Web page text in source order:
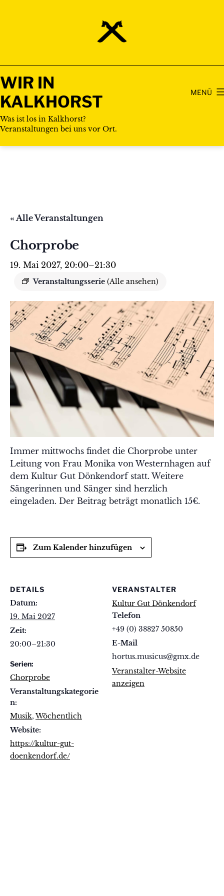
WIR IN
KALKHORST
Was ist los in Kalkhorst?
Veranstaltungen bei uns vor Ort.
MENÜ
« Alle Veranstaltungen
Chorprobe
19. Mai 2027, 20:00–21:30
Veranstaltungsserie (Alle ansehen)
Immer mittwochs findet die Chorprobe unter
Leitung von Frau Monika von Westernhagen auf
dem Kultur Gut Dönkendorf statt. Weitere
Sängerinnen und Sänger sind herzlich
eingeladen. Der Beitrag beträgt monatlich 15€.
Zum Kalender hinzufügen
DETAILS
Datum:
19. Mai 2027
Zeit:
20:00–21:30
Serien:
Chorprobe
Veranstaltungskategorie
n:
Musik,Wöchentlich
Website:
https://kultur-gut-
doenkendorf.de/
VERANSTALTER
Kultur Gut Dönkendorf
Telefon
+49 (0) 38827 50850
E-Mail
hortus.musicus@gmx.de
Veranstalter-Website
anzeigen